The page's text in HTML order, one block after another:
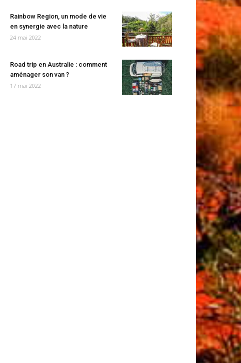
Rainbow Region, un mode de vie
en synergie avec la nature
24 mai 2022
Road trip en Australie : comment
aménager son van ?
17 mai 2022